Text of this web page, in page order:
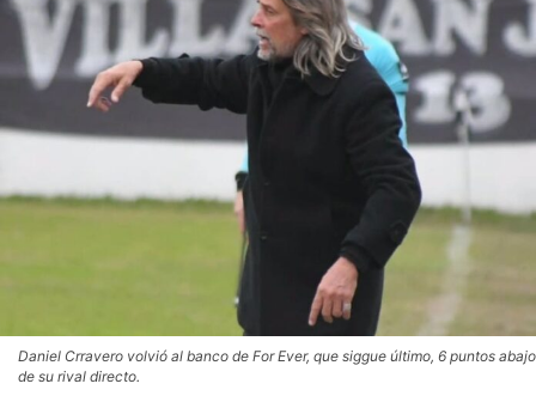
Daniel Crravero volvió al banco de For Ever, que siggue último, 6 puntos abajo
de su rival directo.